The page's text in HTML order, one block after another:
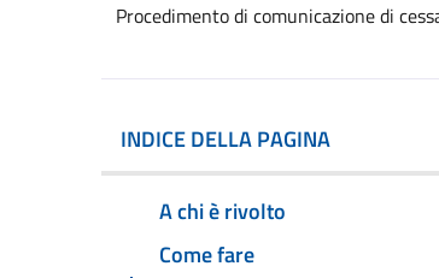
Procedimento di comunicazione di
INDICE DELLA PAGINA
A chi è rivolto
Come fare